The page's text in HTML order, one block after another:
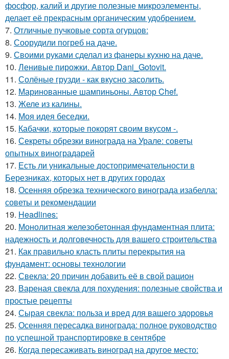
фосфор, калий и другие полезные микроэлементы,
делает её прекрасным органическим удобрением.
7. Отличные пучковые сорта огурцов:
8. Соорудили погреб на даче.
9. Своими руками сделал из фанеры кухню на даче.
10. Ленивые пирожки. Автор Dani_Gotovit.
11. Солёные грузди - как вкусно засолить.
12. Маринованные шампиньоны. Автор Chef.
13. Желе из калины.
14. Моя идея беседки.
15. Кабачки, которые покорят своим вкусом -.
16. Секреты обрезки винограда на Урале: советы
опытных виноградарей
17. Есть ли уникальные достопримечательности в
Березниках, которых нет в других городах
18. Осенняя обрезка технического винограда изабелла:
советы и рекомендации
19. Headlines:
20. Монолитная железобетонная фундаментная плита:
надежность и долговечность для вашего строительства
21. Как правильно класть плиты перекрытия на
фундамент: основы технологии
22. Свекла: 20 причин добавить её в свой рацион
23. Вареная свекла для похудения: полезные свойства и
простые рецепты
24. Сырая свекла: польза и вред для вашего здоровья
25. Осенняя пересадка винограда: полное руководство
по успешной транспортировке в сентябре
26. Когда пересаживать виноград на другое место: